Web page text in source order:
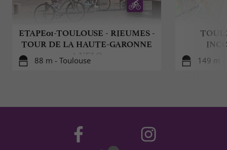
ETAPE01-TOULOUSE - RIEUMES -
TOUR DE LA HAUTE-GARONNE
A VELO
88 m - Toulouse 149 m -